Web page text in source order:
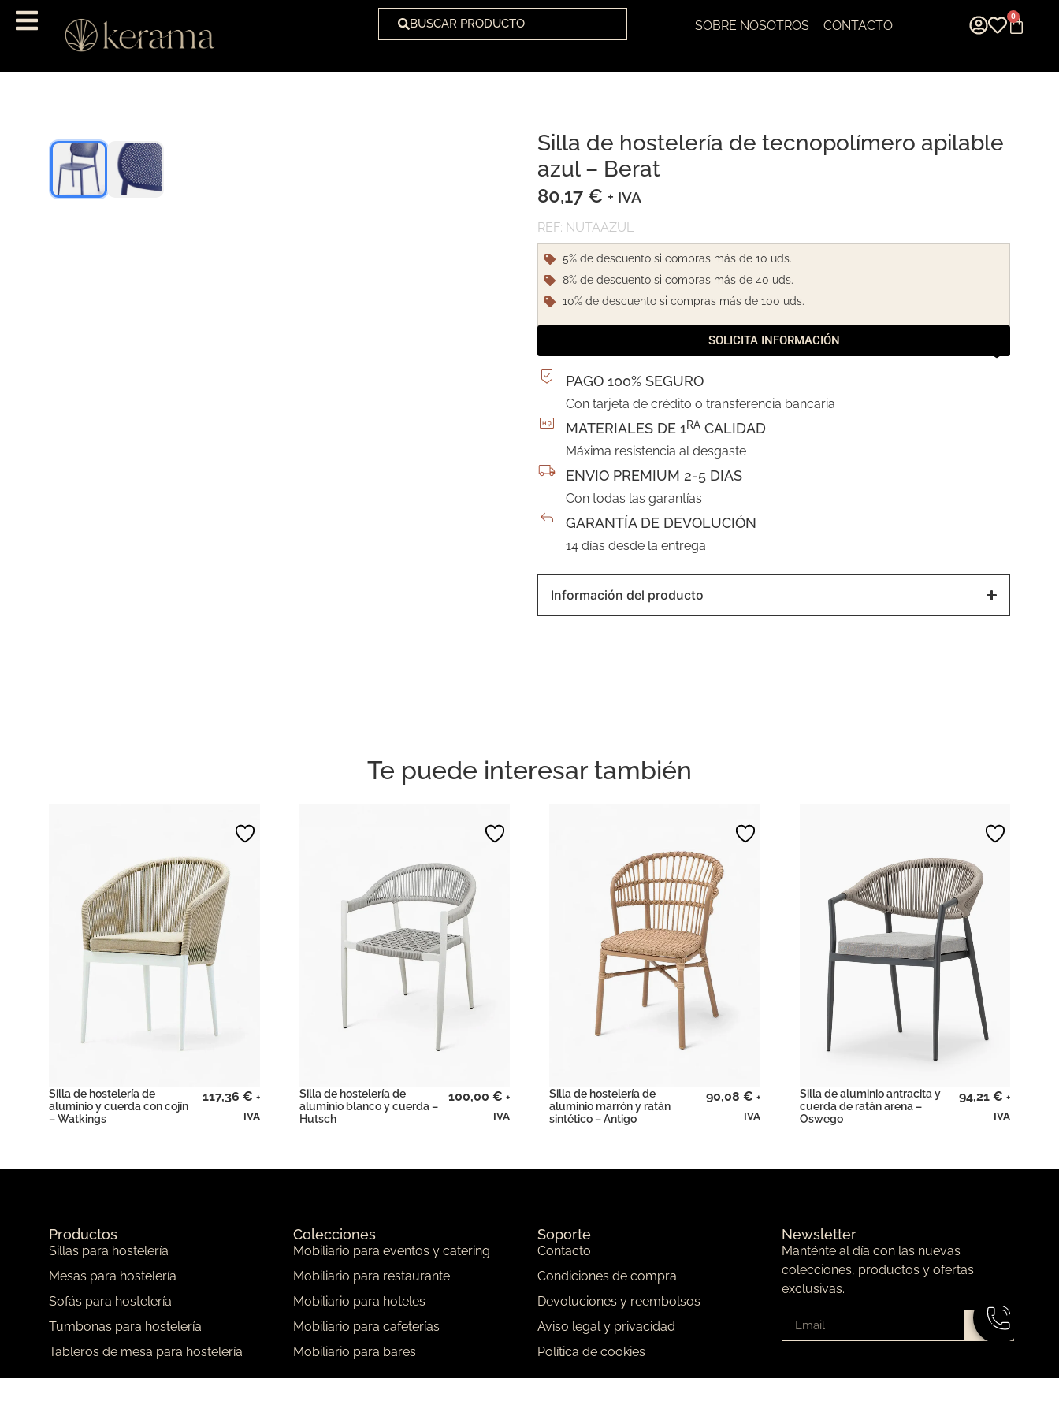
BUSCAR PRODUCTO SOBRE NOSOTROS CONTACTO
0
Silla de hostelería de tecnopolímero apilable
azul – Berat
80,17 € + IVA
REF: NUTAAZUL
5% de descuento si compras más de 10 uds.
8% de descuento si compras más de 40 uds.
10% de descuento si compras más de 100 uds.
SOLICITA INFORMACIÓN
PAGO 100% SEGURO
Con tarjeta de crédito o transferencia bancaria
MATERIALES DE 1RA CALIDAD
Máxima resistencia al desgaste
ENVIO PREMIUM 2-5 DIAS
Con todas las garantías
GARANTÍA DE DEVOLUCIÓN
14 días desde la entrega
Información del producto
Te puede interesar también
Silla de hostelería de
aluminio y cuerda con cojín
– Watkings
117,36 € +
IVA
Silla de hostelería de
aluminio blanco y cuerda –
Hutsch
100,00 € +
IVA
Silla de hostelería de
aluminio marrón y ratán
sintético – Antigo
90,08 € +
IVA
Silla de aluminio antracita y
cuerda de ratán arena –
Oswego
94,21 € +
IVA
Productos
Sillas para hostelería
Mesas para hostelería
Sofás para hostelería
Tumbonas para hostelería
Tableros de mesa para hostelería
Colecciones
Mobiliario para eventos y catering
Mobiliario para restaurante
Mobiliario para hoteles
Mobiliario para cafeterías
Mobiliario para bares
Soporte
Contacto
Condiciones de compra
Devoluciones y reembolsos
Aviso legal y privacidad
Política de cookies
Newsletter
Manténte al día con las nuevas
colecciones, productos y ofertas
exclusivas.